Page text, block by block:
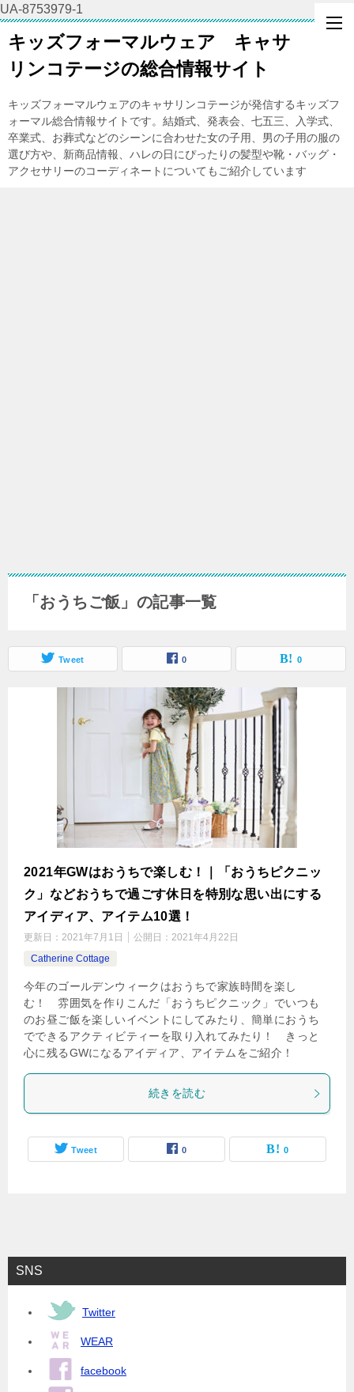
UA-8753979-1
キッズフォーマルウェア キャサ
リンコテージの総合情報サイト
キッズフォーマルウェアのキャサリンコテージが発信するキッズフ
ォーマル総合情報サイトです。結婚式、発表会、七五三、入学式、
卒業式、お葬式などのシーンに合わせた女の子用、男の子用の服の
選び方や、新商品情報、ハレの日にぴったりの髪型や靴・バッグ・
アクセサリーのコーディネートについてもご紹介しています
「おうちご飯」の記事一覧
Tweet 0 0
2021年GWはおうちで楽しむ！｜「おうちピクニッ
ク」などおうちで過ごす休日を特別な思い出にする
アイディア、アイテム10選！
更新日： 2021年7月1日 公開日： 2021年4月22日
Catherine Cottage
今年のゴールデンウィークはおうちで家族時間を楽し
む！ 雰囲気を作りこんだ「おうちピクニック」でいつも
のお昼ご飯を楽しいイベントにしてみたり、簡単におうち
でできるアクティビティーを取り入れてみたり！ きっと
心に残るGWになるアイディア、アイテムをご紹介！
続きを読む
Tweet 0 0
SNS
Twitter
WEAR
facebook